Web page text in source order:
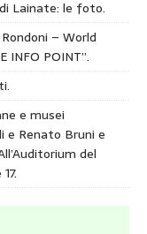
Lainate: le foto.
– World
INFO POINT”.
e musei
e Renato Bruni e
del